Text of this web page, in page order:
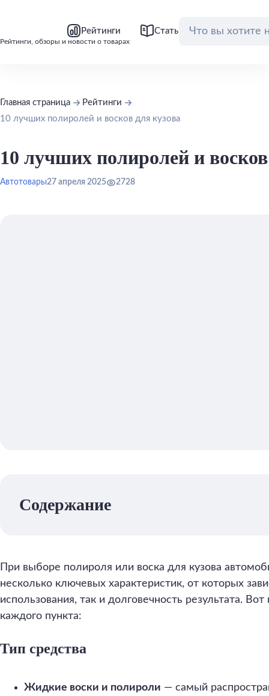
Рейтинги, обзоры и новости о товарах
Рейтинги Статьи Обзоры
Главная страница
Рейтинги
10 лучших полиролей и восков для кузова
10 лучших полиролей и
Автотовары27 апреля 2025 2728
Содержание
При выборе полироля или воска для кузова
несколько ключевых характеристик, от которых
использования, так и долговечность результата.
каждого пункта:
Тип средства
Жидкие воски и полироли — самый